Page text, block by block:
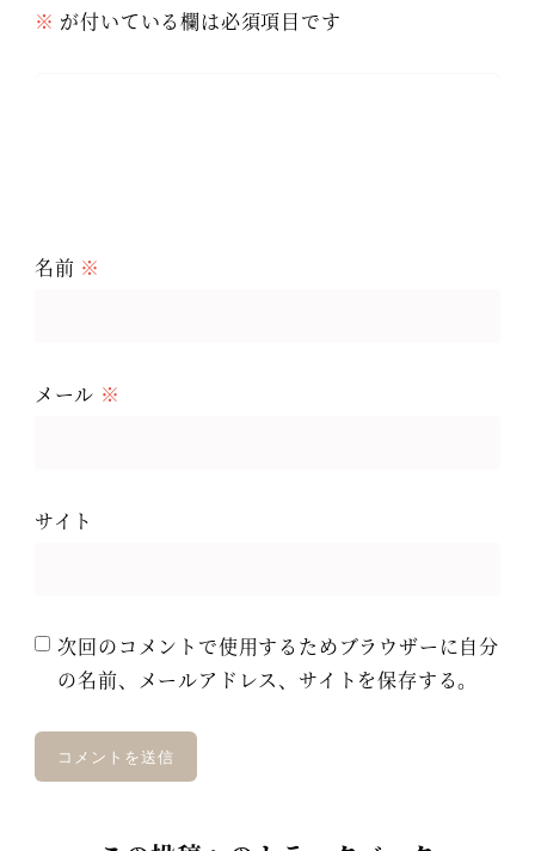
※ が付いている欄は必須項目です
名前 ※
メール ※
サイト
次回のコメントで使用するためブラウザーに自分
の名前、メールアドレス、サイトを保存する。